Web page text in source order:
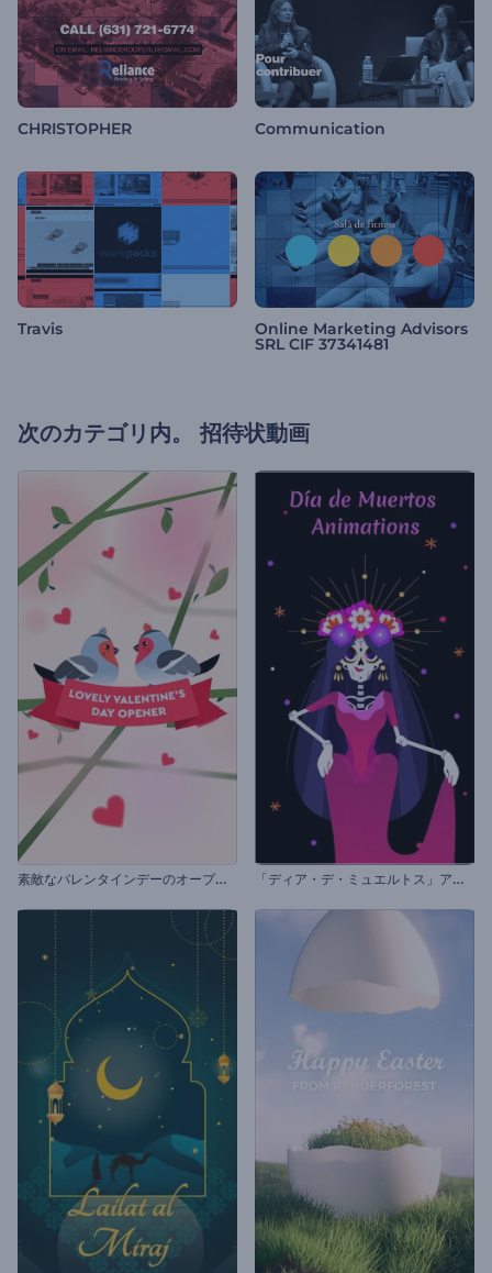
CHRISTOPHER Communication
Travis Online Marketing Advisors
SRL CIF 37341481
次のカテゴリ内。 招待状動画
素
敵なバレンタインデーのオープニング動画 「
ディア・デ・ミュエルトス」アニメーション